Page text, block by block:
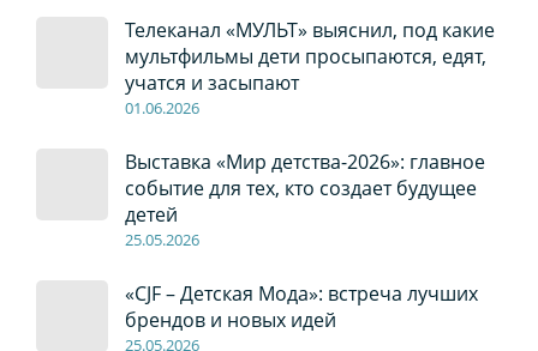
Телеканал «МУЛЬТ» выяснил, под какие
мультфильмы дети просыпаются, едят,
учатся и засыпают
01.06.2026
Выставка «Мир детства-2026»: главное
событие для тех, кто создает будущее
детей
25.05.2026
«CJF – Детская Мода»: встреча лучших
брендов и новых идей
25.05.2026